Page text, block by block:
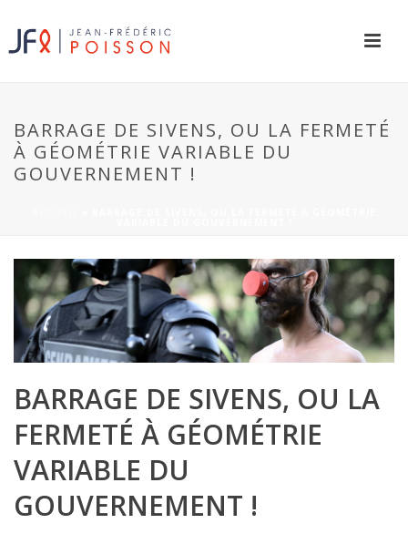
BARRAGE DE SIVENS, OU LA FERMETÉ
À GÉOMÉTRIE VARIABLE DU
GOUVERNEMENT !
BARRAGE DE SIVENS, OU LA
FERMETÉ À GÉOMÉTRIE
VARIABLE DU
GOUVERNEMENT !